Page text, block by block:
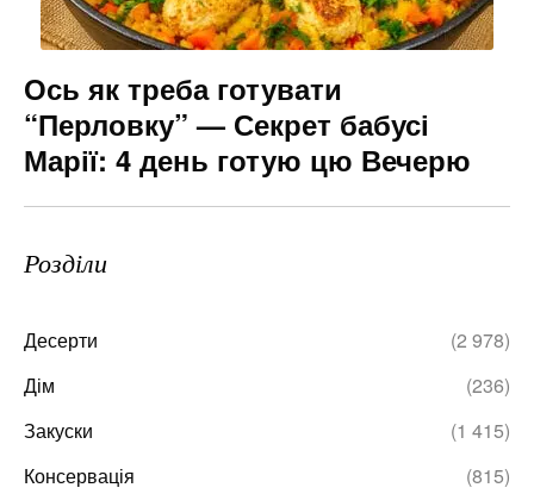
Ось як треба готувати
“Перловку” — Секрет бабусі
Марії: 4 день готую цю Вечерю
Розділи
Десерти
(2 978)
Дім
(236)
Закуски
(1 415)
Консервація
(815)